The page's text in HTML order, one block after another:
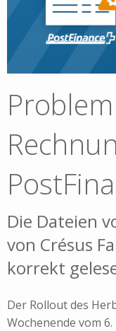
Die Dateien
von Crésus
korrekt
Der Rollout des
Wochenende vom